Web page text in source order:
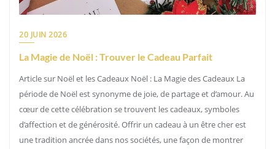
20 JUIN 2026
La Magie de Noël : Trouver le Cadeau Parfait
Article sur Noël et les Cadeaux Noël : La Magie des Cadeaux La
période de Noël est synonyme de joie, de partage et d’amour. Au
cœur de cette célébration se trouvent les cadeaux, symboles
d’affection et de générosité. Offrir un cadeau à un être cher est
une tradition ancrée dans nos sociétés, une façon de montrer